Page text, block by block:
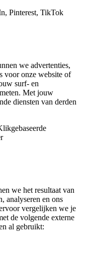
Pinterest, TikTok
we advertenties,
voor onze website of
surf- en
Met jouw
diensten van derden
we het resultaat van
analyseren en ons
vergelijken we je
de volgende externe
al gebruikt: